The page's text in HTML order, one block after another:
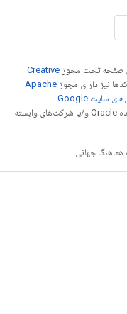
صفحه تحت مجوز Creative
نیز دارای مجوز Apache
خطمشی‌های سایت Google
مراجعه کنید. جاوا علامت تجاری ثبت‌شده Oracle و/یا شرکت‌های وابسته